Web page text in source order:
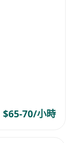
行烤箱、冷藏
保符合食品安
，有日式布
酥脆曲奇（如
$65-70/小時